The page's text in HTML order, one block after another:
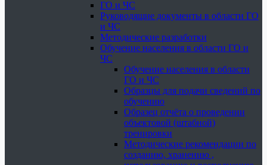
ГО и ЧС
Руководящие документы в области ГО
и ЧС
Методические разработки
Обучение населения в области ГО и
ЧС
Обучение населения в области
ГО и ЧС
Образцы для подачи сведений по
обучению
Образец отчёта о проведении
объектовой (штабной)
тренировки
Методические рекомендации по
созданию, хранению ,